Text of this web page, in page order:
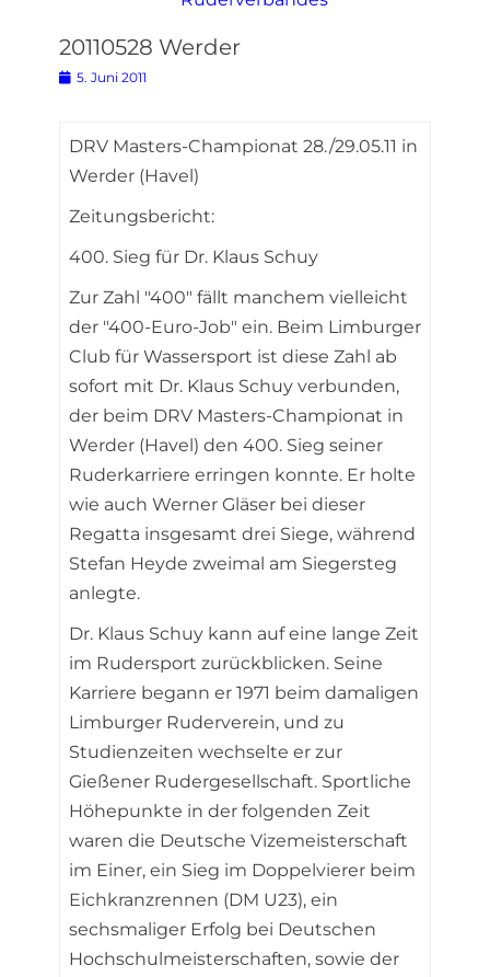
20110528 Werder
Posted
5. Juni 2011
DRV Masters-Championat 28./29.05.11 in
Werder (Havel)
Zeitungsbericht:
400. Sieg für Dr. Klaus Schuy
Zur Zahl "400" fällt manchem vielleicht
der "400-Euro-Job" ein. Beim Limburger
Club für Wassersport ist diese Zahl ab
sofort mit Dr. Klaus Schuy verbunden,
der beim DRV Masters-Championat in
Werder (Havel) den 400. Sieg seiner
Ruderkarriere erringen konnte. Er holte
wie auch Werner Gläser bei dieser
Regatta insgesamt drei Siege, während
Stefan Heyde zweimal am Siegersteg
anlegte.
Dr. Klaus Schuy kann auf eine lange Zeit
im Rudersport zurückblicken. Seine
Karriere begann er 1971 beim damaligen
Limburger Ruderverein, und zu
Studienzeiten wechselte er zur
Gießener Rudergesellschaft. Sportliche
Höhepunkte in der folgenden Zeit
waren die Deutsche Vizemeisterschaft
im Einer, ein Sieg im Doppelvierer beim
Eichkranzrennen (DM U23), ein
sechsmaliger Erfolg bei Deutschen
Hochschulmeisterschaften, sowie der